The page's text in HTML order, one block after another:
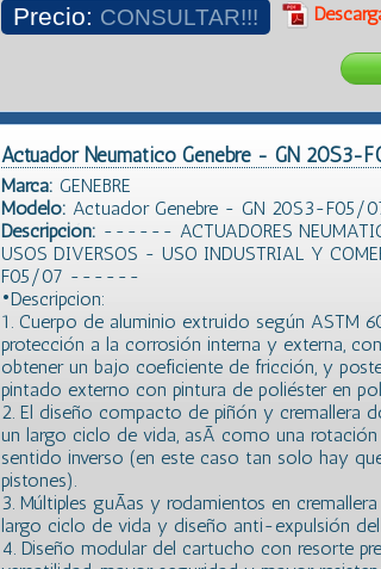
Precio: CONSULTAR!!!
Actuador Neumatico Genebre - GN 20S3-
Marca: GENEBRE
Modelo: Actuador Genebre - GN 20S3-F05/
Descripción: ------ ACTUADORES
USOS DIVERSOS - USO INDUSTRIAL Y
F05/07 ------
•Descripcion:
1. Cuerpo de aluminio extruido según ASTM
protección a la corrosión interna y externa,
obtener un bajo coeficiente de fricción, y
pintado externo con pintura de poliéster en
2. El diseño compacto de piñón y cremallera
un largo ciclo de vida, asÃ­ como una rotación
sentido inverso (en este caso tan solo hay
pistones).
3. Múltiples guÃ­as y rodamientos en
largo ciclo de vida y diseño anti-expulsión del
4. Diseño modular del cartucho con resorte